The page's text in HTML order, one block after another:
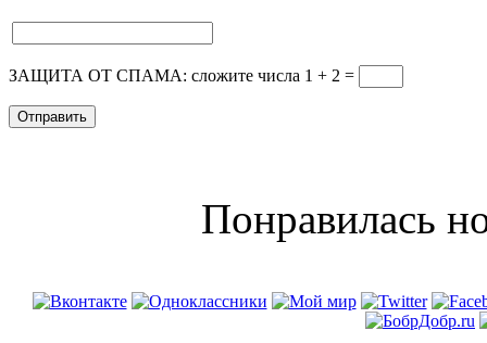
ЗАЩИТА ОТ СПАМА: сложите числа 1 + 2 =
Понравилась